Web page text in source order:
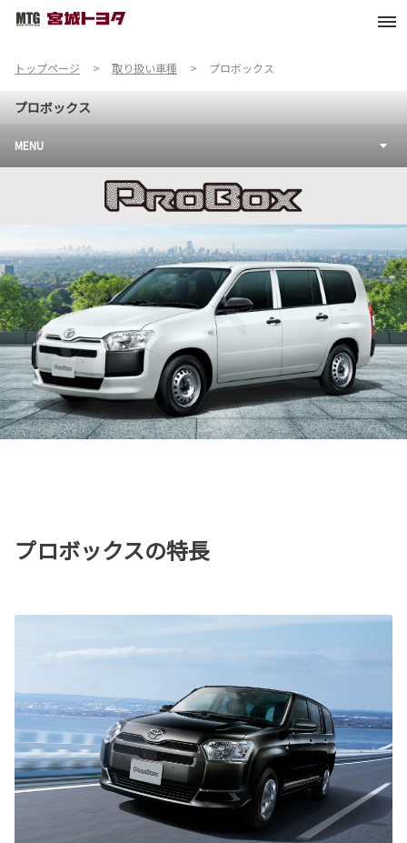
トップページ 取り扱い車種 プロボックス
プロボックス
MENU
プロボックスの特長